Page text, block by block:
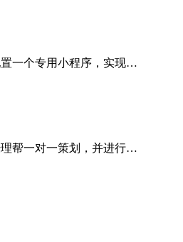
一个专用小程序，实现…
帮一对一策划，并进行…